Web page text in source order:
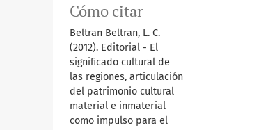
Cómo citar
Beltran Beltran, L. C.
(2012). Editorial - El
significado cultural de
las regiones, articulación
del patrimonio cultural
material e inmaterial
como impulso para el